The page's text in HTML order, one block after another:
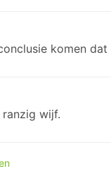
komen
wijf.